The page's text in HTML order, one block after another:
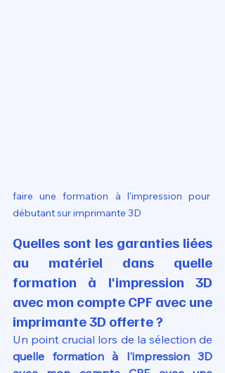
faire une formation à l'impression pour
débutant sur imprimante 3D
Quelles sont les garanties liées
au matériel dans quelle
formation à l'impression 3D
avec mon compte CPF avec une
imprimante 3D offerte ?
quelle formation à l'impression 3D